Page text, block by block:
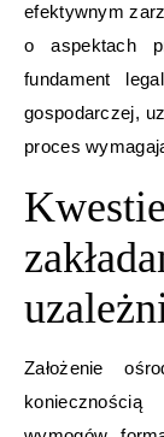
efektywnym
o aspektach
fundament
gospodarczej,
proces
Założenie